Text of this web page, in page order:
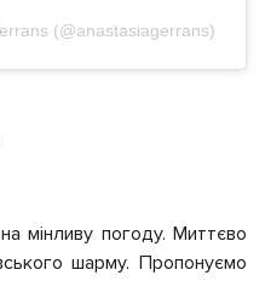
(@anastasiagerrans)
мінливу погоду. Миттєво
шарму. Пропонуємо